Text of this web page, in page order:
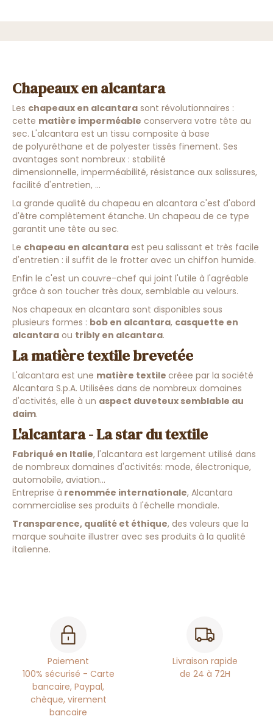
Chapeaux en alcantara
Les chapeaux en alcantara sont révolutionnaires :
cette matière imperméable conservera votre tête au
sec. L'alcantara est un tissu composite à base
de polyuréthane et de polyester tissés finement. Ses
avantages sont nombreux : stabilité
dimensionnelle, imperméabilité, résistance aux salissures,
facilité d'entretien, ...
La grande qualité du chapeau en alcantara c'est d'abord
d'être complètement étanche. Un chapeau de ce type
garantit une tête au sec.
Le chapeau en alcantara est peu salissant et très facile
d'entretien : il suffit de le frotter avec un chiffon humide.
Enfin le c'est un couvre-chef qui joint l'utile à l'agréable
grâce à son toucher très doux, semblable au velours.
Nos chapeaux en alcantara sont disponibles sous
plusieurs formes : bob en alcantara, casquette en
alcantara ou tribly en alcantara.
La matière textile brevetée
L'alcantara est une matière textile créee par la société
Alcantara S.p.A. Utilisées dans de nombreux domaines
d'activités, elle à un aspect duveteux semblable au
daim.
L'alcantara - La star du textile
Fabriqué en Italie, l'alcantara est largement utilisé dans
de nombreux domaines d'activités: mode, électronique,
automobile, aviation...
Entreprise à renommée internationale, Alcantara
commercialise ses produits à l'échelle mondiale.
Transparence, qualité et éthique, des valeurs que la
marque souhaite illustrer avec ses produits à la qualité
italienne.
Paiement
100% sécurisé - Carte
bancaire, Paypal,
chèque, virement
bancaire
Livraison rapide
de 24 à 72H